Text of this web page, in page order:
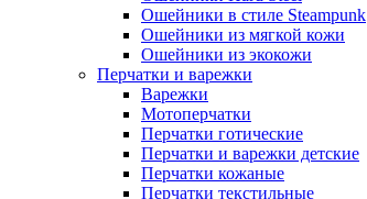
Ошейники в стиле Steampunk
Ошейники из мягкой кожи
Ошейники из экокожи
Перчатки и варежки
Варежки
Мотоперчатки
Перчатки готические
Перчатки и варежки детские
Перчатки кожаные
Перчатки текстильные